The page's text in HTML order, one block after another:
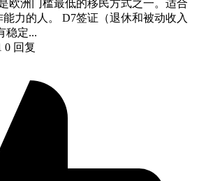
欧洲门槛最低的移民方式之一。适合
力的人。 D7签证（退休和被动收入
稳定...
0 回复